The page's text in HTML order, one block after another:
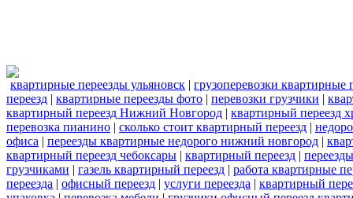
квартирные переезды ульяновск | грузоперевозки квартирные
переезд | квартирные переезды фото | перевозки грузчики |
квартирный переезд Нижний Новгород | квартирный переезд
перевозка пианино | сколько стоит квартирный переезд |
офиса | переезды квартирные недорого нижний новгород |
квартирный переезд чебоксары | квартирный переезд |
грузчиками | газель квартирный переезд | работа квартирные
переезда | офисный переезд | услуги переезда | квартирный